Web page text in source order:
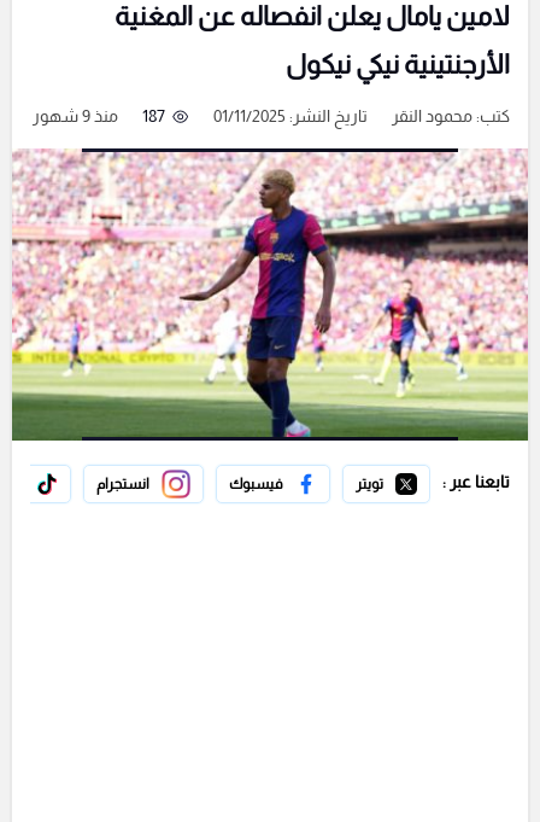
لامين يامال يعلن انفصاله عن المغنية
الأرجنتينية نيكي نيكول
كتب:محمود النقر تاريخ النشر: 01/11/2025 187 منذ 9 شهور
تابعنا عبر : تويتر فيسبوك انستجرام